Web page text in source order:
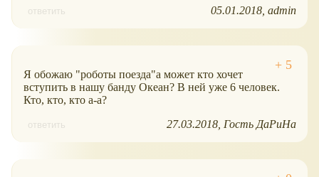
ответить 05.01.2018 admin
Я обожаю "роботы поезда"а может кто хочет
вступить в нашу банду Океан? В ней уже 6 человек.
Кто, кто, кто а-а?
ответить 27.03.2018 Гость ДаРиНа